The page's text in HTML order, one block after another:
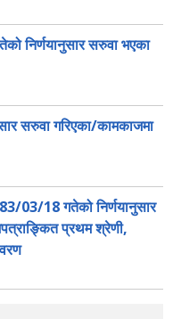
निर्णयानुसार सरुवा भएका
सरुवा गरिएका/कामकाजमा
03/18 गतेको निर्णयानुसार
प्रथम श्रेणी,